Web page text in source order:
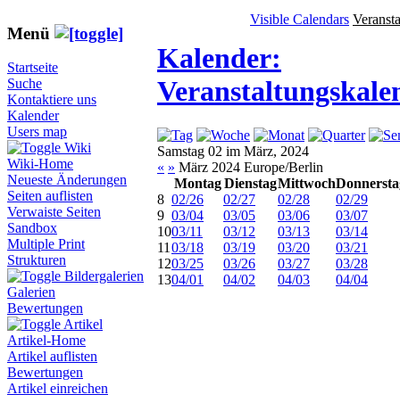
Menü
Startseite
Suche
Kontaktiere uns
Kalender
Users map
Wiki
Wiki-Home
Neueste Änderungen
Seiten auflisten
Verwaiste Seiten
Sandbox
Multiple Print
Strukturen
Bildergalerien
Galerien
Bewertungen
Artikel
Artikel-Home
Artikel auflisten
Bewertungen
Artikel einreichen
Visible Calendars
Kalender:
Samstag 02 im März, 2024
« » März 2024 Europe/Berlin
Montag DienstagMittwoch
8 02/26 02/27 02/28
02/29
9 03/04 03/05 03/06
03/07
1003/11 03/12 03/13
03/14
11 03/18 03/19 03/20
03/21
1203/25 03/26 03/27
03/28
1304/01 04/02 04/03 04/04